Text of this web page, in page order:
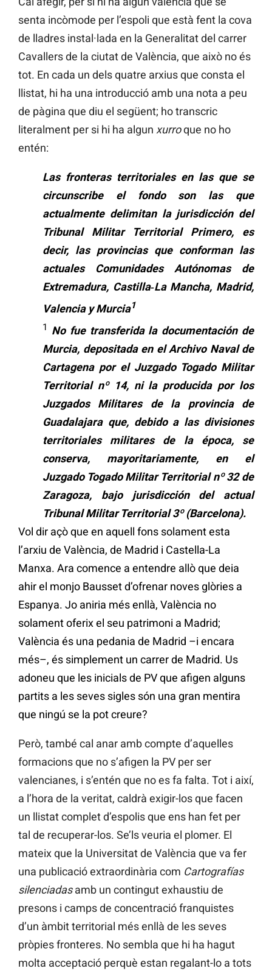
senta incòmode per l’espoli que està fent la cova
de lladres instal·lada en la Generalitat del carrer
Cavallers de la ciutat de València, que això no és
tot. En cada un dels quatre arxius que consta el
llistat, hi ha una introducció amb una nota a peu
de pàgina que diu el següent; ho transcric
literalment per si hi ha algun xurroque no ho
entén:
Las fronteras territoriales en las que se
circunscribe el fondo son las
que
actualmente delimitan la jurisdicción del
Tribunal Militar Territorial Primero, es
decir, las provincias que conforman las
actuales Comunidades Autónomas de
Extremadura, Castilla‐La Mancha, Madrid,
Valencia y Murcia1
1 No fue transferida la documentación de
Murcia, depositada en el Archivo Naval de
Cartagena por el Juzgado Togado Militar
Territorial nº 14, ni la producida por los
Juzgados Militares de la provincia de
Guadalajara que, debido a las divisiones
territoriales militares de la época, se
conserva, mayoritariamente, en el
Juzgado Togado Militar Territorial nº 32 de
Zaragoza, bajo jurisdicción del actual
Tribunal Militar Territorial 3º (Barcelona).
Vol dir açò que en aquell fons solament esta
l’arxiu de València, de Madrid i Castella-La
Manxa. Ara comence a entendre allò que deia
ahir el monjo Bausset d’ofrenar noves glòries a
Espanya. Jo aniria més enllà, València no
solament oferix el seu patrimoni a Madrid;
València és una pedania de Madrid –i encara
més–, és simplement un carrer de Madrid. Us
adoneu que les inicials de PV que afigen alguns
partits a les seves sigles són una gran mentira
que ningú se la pot creure?
Però, també cal anar amb compte d’aquelles
formacions que no s’afigen la PV per ser
valencianes, i s’entén que no es fa falta. Tot i així,
a l’hora de la veritat, caldrà exigir-los que facen
un llistat complet d’espolis que ens han fet per
tal de recuperar-los. Se’ls veuria el plomer. El
mateix que la Universitat de València que va fer
una publicació extraordinària com Cartografías
silenciadasamb un contingut exhaustiu de
presons i camps de concentració franquistes
d’un àmbit territorial més enllà de les seves
pròpies fronteres. No sembla que hi ha hagut
molta acceptació perquè estan regalant-lo a tots